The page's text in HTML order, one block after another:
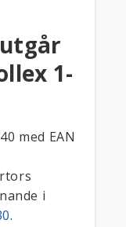
1-
med EAN
i
.